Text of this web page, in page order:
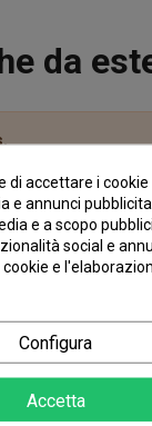
da
di accettare i
e annunci
e a scopo
social e
e
Configura
Accetta